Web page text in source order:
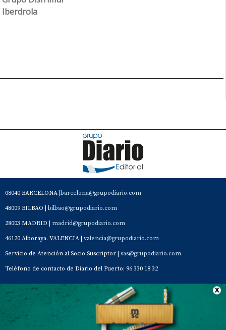
Iberdrola
08040 BARCELONA | barcelona@grupodiario.com
48009 BILBAO | bilbao@grupodiario.com
28003 MADRID | madrid@grupodiario.com
46120 Alboraya. VALENCIA | valencia@grupodiario.com
Servicio de Atención al Socio Suscriptor | sas@grupodiario.com
Teléfono de contacto de Diario del Puerto: 96 330 18 32
Contacto Aviso Legal Quiénes somos Política de privacidad